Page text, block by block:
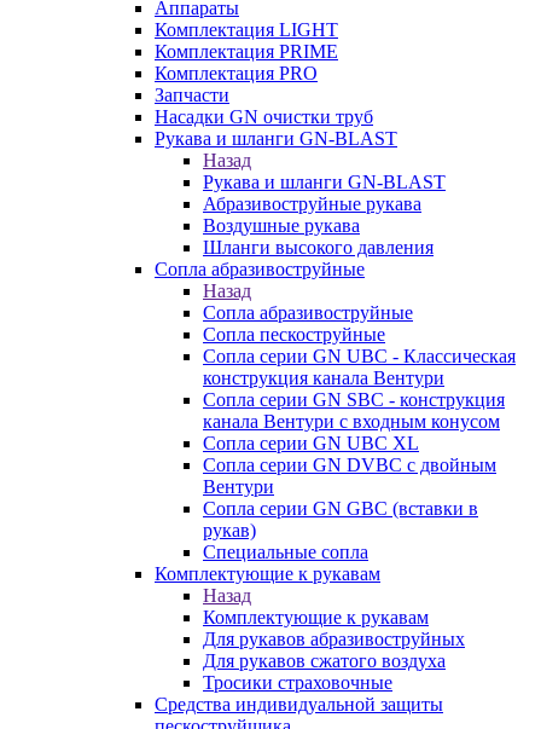
Аппараты
Комплектация LIGHT
Комплектация PRIME
Комплектация PRO
Запчасти
Насадки GN очистки труб
Рукава и шланги GN-BLAST
Назад
Рукава и шланги GN-BLAST
Абразивоструйные рукава
Воздушные рукава
Шланги высокого давления
Сопла абразивоструйные
Назад
Сопла абразивоструйные
Сопла пескоструйные
Сопла серии GN UBC - Классическая
конструкция канала Вентури
Сопла серии GN SBC - конструкция
канала Вентури c входным конусом
Сопла серии GN UBC XL
Сопла серии GN DVBC с двойным
Вентури
Сопла серии GN GBC (вставки в
рукав)
Специальные сопла
Комплектующие к рукавам
Назад
Комплектующие к рукавам
Для рукавов абразивоструйных
Для рукавов сжатого воздуха
Тросики страховочные
Средства индивидуальной защиты